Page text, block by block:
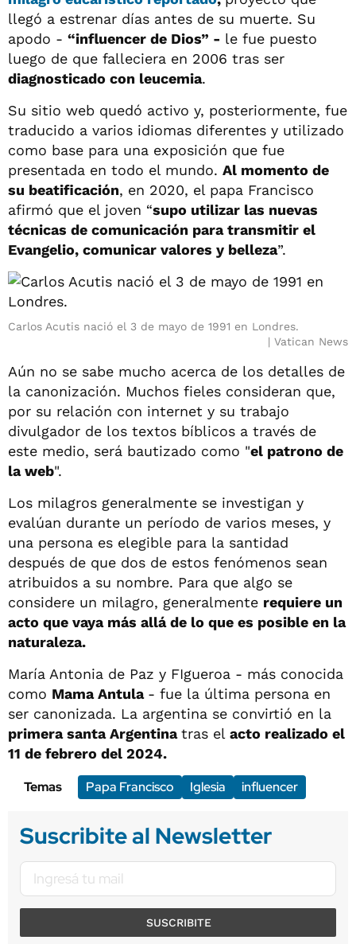
llegó a estrenar días antes de su muerte. Su
apodo - “influencer de Dios” - le fue puesto
luego de que falleciera en 2006 tras ser
diagnosticado con leucemia.
Su sitio web quedó activo y, posteriormente, fue
traducido a varios idiomas diferentes y utilizado
como base para una exposición que fue
presentada en todo el mundo. Al momento de
su beatificación, en 2020, el papa Francisco
afirmó que el joven “supo utilizar las nuevas
técnicas de comunicación para transmitir el
Evangelio, comunicar valores y belleza”.
Carlos Acutis nació el 3 de mayo de 1991 en Londres.
Vatican News
Aún no se sabe mucho acerca de los detalles de
la canonización. Muchos fieles consideran que,
por su relación con internet y su trabajo
divulgador de los textos bíblicos a través de
este medio, será bautizado como "el patrono de
la web".
Los milagros generalmente se investigan y
evalúan durante un período de varios meses, y
una persona es elegible para la santidad
después de que dos de estos fenómenos sean
atribuidos a su nombre. Para que algo se
considere un milagro, generalmente requiere un
acto que vaya más allá de lo que es posible en la
naturaleza.
María Antonia de Paz y FIgueroa - más conocida
como Mama Antula - fue la última persona en
ser canonizada. La argentina se convirtió en la
primera santa Argentinatras el acto realizado el
11 de febrero del 2024.
Temas
Papa Francisco Iglesia influencer
Suscribite al Newsletter
SUSCRIBITE